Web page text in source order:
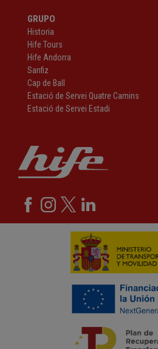
GRUPO
Historia
Hife Tours
Hife Andorra
Sanfiz
Cap de Ball
Estació de Servei Quatre Camins
Estació de Servei Estadi